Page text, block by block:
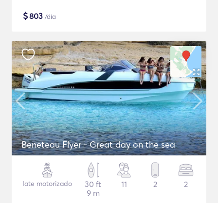
$803 /dia
Beneteau Flyer - Great day on the sea
Iate motorizado
30 ft
9 m
11 2 2